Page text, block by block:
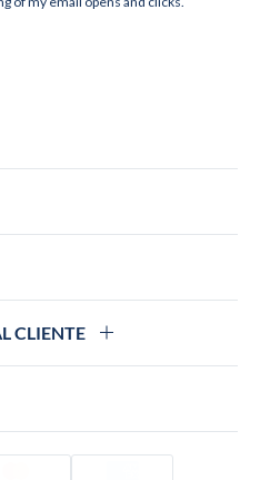
CLIENTE
Mastercard Amex